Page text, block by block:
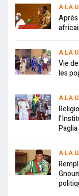
A LA
Après
A LA
Vie
les
A LA
A LA